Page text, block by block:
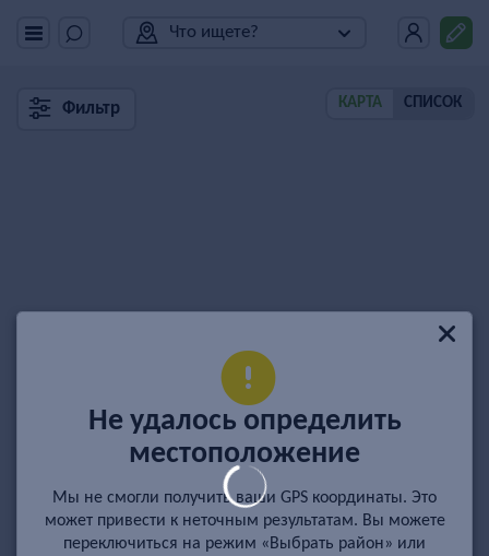
Что ищете?
Фильтр КАРТА СПИСОК
Не удалось определить
местоположение
Мы не смогли получить ваши GPS координаты. Это
может привести к неточным результатам. Вы можете
переключиться на режим «Выбрать район» или